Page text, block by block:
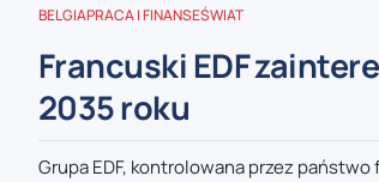
BELGIAPRACA I FINANSEŚWIAT
Francuski EDF
2035 roku
Grupa EDF, kontrolowana przez